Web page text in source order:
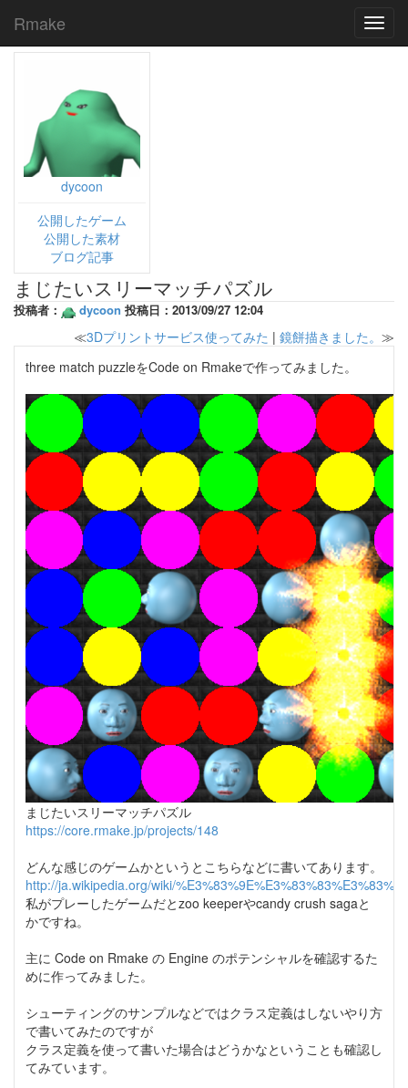
Rmake
dycoon
公開したゲーム
公開した素材
ブログ記事
まじたいスリーマッチパズル
投稿者： dycoon 投稿日：2013/09/27 12:04
≪3Dプリントサービス使ってみた | 鏡餅描きました。 ≫
three match puzzleをCode on Rmakeで作ってみました。
まじたいスリーマッチパズル
https://core.rmake.jp/projects/148
どんな感じのゲームかというとこちらなどに書いてあります。
http://ja.wikipedia.org/wiki/
私がプレーしたゲームだとzoo keeperやcandy crush sagaと
かですね。
主に Code on Rmake の Engine のポテンシャルを確認するた
めに作ってみました。
シューティングのサンプルなどではクラス定義はしないやり方
で書いてみたのですが
クラス定義を使って書いた場合はどうかなということも確認し
てみています。